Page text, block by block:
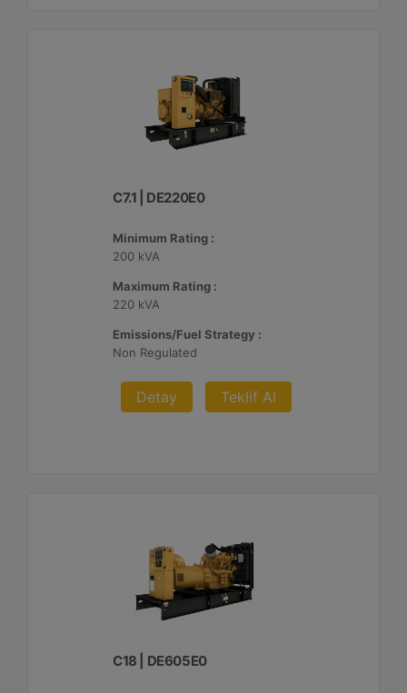
C7.1 | DE220E0
Minimum Rating :
200 kVA
Maximum Rating :
220 kVA
Emissions/Fuel Strategy :
Non Regulated
Detay Teklif Al
C18 | DE605E0